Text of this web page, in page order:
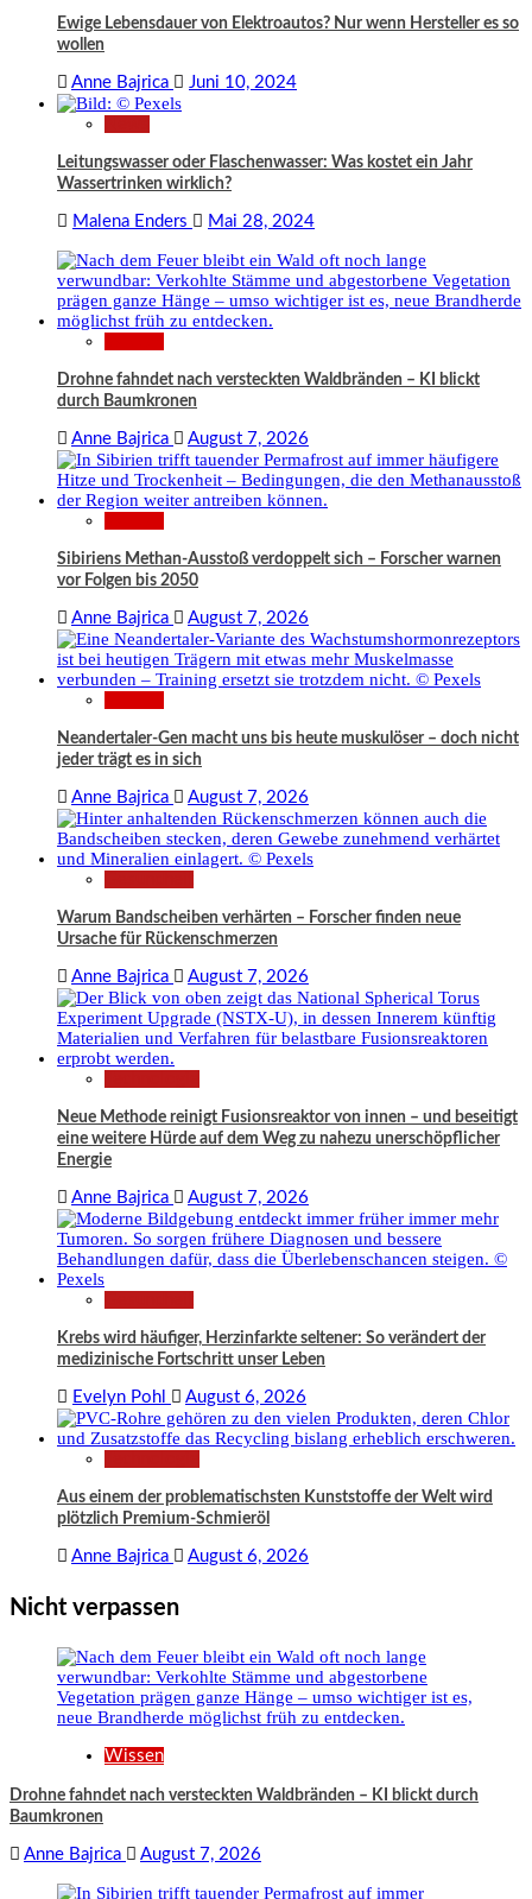
Ewige Lebensdauer von Elektroautos? Nur wenn Hersteller es so
wollen
Anne Bajrica Juni 10, 2024
Leitungswasser oder Flaschenwasser: Was kostet ein Jahr
Wassertrinken wirklich?
Malena Enders Mai 28, 2024
Drohne fahndet nach versteckten Waldbränden – KI blickt
durch Baumkronen
Anne Bajrica August 7, 2026
Sibiriens Methan-Ausstoß verdoppelt sich – Forscher warnen
vor Folgen bis 2050
Anne Bajrica August 7, 2026
Neandertaler-Gen macht uns bis heute muskulöser – doch nicht
jeder trägt es in sich
Anne Bajrica August 7, 2026
Warum Bandscheiben verhärten – Forscher finden neue
Ursache für Rückenschmerzen
Anne Bajrica August 7, 2026
Neue Methode reinigt Fusionsreaktor von innen – und beseitigt
eine weitere Hürde auf dem Weg zu nahezu unerschöpflicher
Energie
Anne Bajrica August 7, 2026
Krebs wird häufiger, Herzinfarkte seltener: So verändert der
medizinische Fortschritt unser Leben
Evelyn Pohl August 6, 2026
Aus einem der problematischsten Kunststoffe der Welt wird
plötzlich Premium-Schmieröl
Anne Bajrica August 6, 2026
Nicht verpassen
Wissen
Drohne fahndet nach versteckten Waldbränden – KI blickt durch
Baumkronen
Anne Bajrica August 7, 2026